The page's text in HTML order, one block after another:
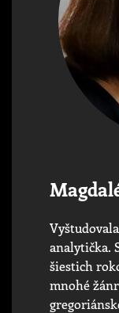
analytička.
šiestich
mnohé